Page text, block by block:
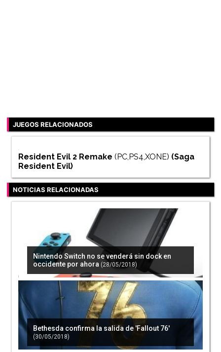
JUEGOS RELACIONADOS
Resident Evil 2 Remake (PC,PS4,XONE) (Saga
Resident Evil)
NOTICIAS RELACIONADAS
Nintendo Switch no se venderá sin dock en
occidente por ahora (28/05/2018)
Bethesda confirma la salida de 'Fallout 76'
(30/05/2018)